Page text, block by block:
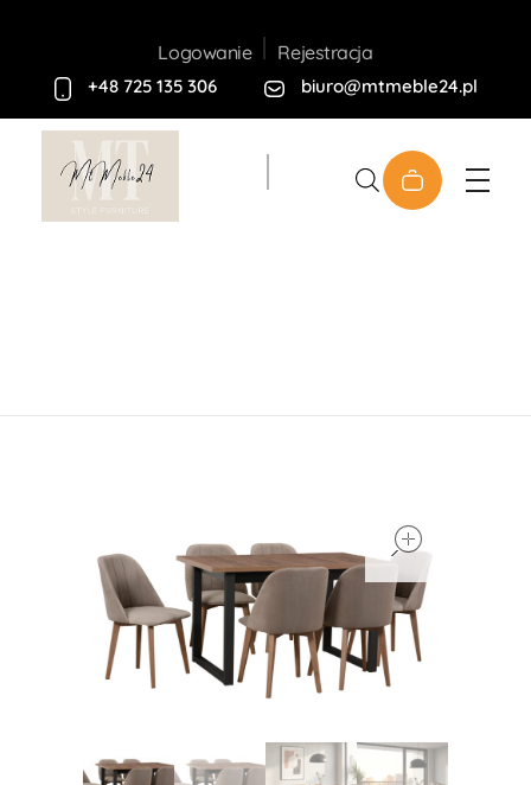
Logowanie Rejestracja
+48 725 135 306 biuro@mtmeble24.pl